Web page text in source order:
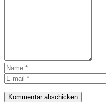
Kommentar abschicken